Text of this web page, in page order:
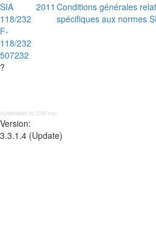
SIA
118/232
F-
118/232
507232
?
2011 Conditions générales
spécifiques aux normes
Aufbereitet in: 218 ms;
Version:
3.3.1.4 (Update)